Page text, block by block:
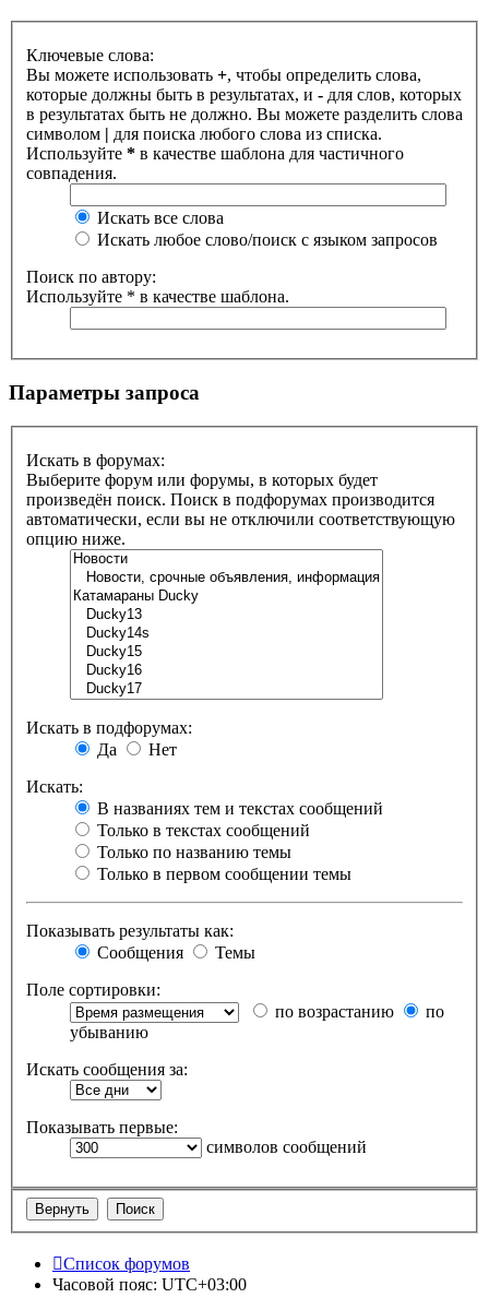
Ключевые слова:
Вы можете использовать +, чтобы определить слова,
которые должны быть в результатах, и - для слов, которых
в результатах быть не должно. Вы можете разделить слова
символом | для поиска любого слова из списка.
Используйте * в качестве шаблона для частичного
совпадения.
Искать все слова
Искать любое слово/поиск с языком запросов
Поиск по автору:
Используйте * в качестве шаблона.
Параметры запроса
Искать в форумах:
Выберите форум или форумы, в которых будет
произведён поиск. Поиск в подфорумах производится
автоматически, если вы не отключили соответствующую
опцию ниже.
Искать в подфорумах:
Да
Нет
Искать:
В названиях тем и текстах сообщений
Только в текстах сообщений
Только по названию темы
Только в первом сообщении темы
Показывать результаты как:
Сообщения
Темы
Поле сортировки:
по возрастанию
по
убыванию
Искать сообщения за:
Показывать первые:
символов сообщений
Список форумов
Часовой пояс: UTC+03:00